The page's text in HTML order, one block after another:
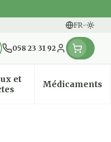
FR
Langues
058 23 31 92
Menu client
Naturopathie
pour la catégorie
et
le sous-menu
Médicaments
Afficher